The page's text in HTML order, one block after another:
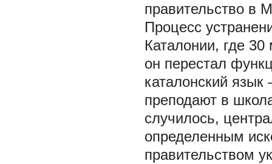
правительство в
Процесс
Каталонии, где
он перестал
каталонский язык
преподают в
случилось,
определенным
правительством